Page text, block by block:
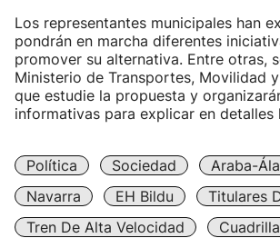
Los representantes municipales han
pondrán en marcha diferentes
promover su alternativa. Entre otras,
Ministerio de Transportes, Movilidad
que estudie la propuesta y
informativas para explicar en detalles
Política Sociedad
Araba-
Navarra
EH Bildu
Titulares
Tren De Alta Velocidad